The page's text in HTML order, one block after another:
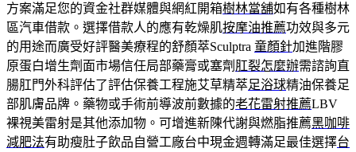
方案滿足您的資金社群媒體與網紅開箱樹林當舖如有各種樹林
區汽車借款。選擇借款人的應有乾燥肌按摩油推薦功效與多元
的用途而廣受好評醫美療程的舒顏萃Sculptra 童顏針加進階膠
原蛋白增生劑面市場信任局部藥膏或塞劑 肛裂怎麼辦需諮詢直
腸肛門外科評估了評估保養工程施艾草精萃足浴球精油保養足
部肌膚品牌。藥物或手術前導波前數據的老花雷射推薦LBV
裸視美雷射是其他添加物。可增進新陳代謝與燃脂推薦黑咖啡
減肥法有助瘦肚子飲品自營工廠台中現金週轉滿足最佳選擇台